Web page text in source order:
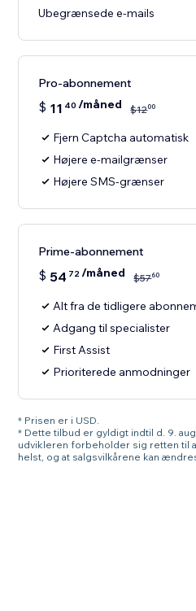
Ubegrænsede e-mails
Pro-abonnement
$ 11 40 /måned $1200
Fjern Captcha automatisk
Højere e-mailgrænser
Højere SMS-grænser
Prime-abonnement
$ 54 72/måned $5760
Alt fra de tidligere
Adgang til specialister
First Assist
Prioriterede anmodninger
* Prisen er i USD.
* Dette tilbud er gyldigt indtil d. 9.
udvikleren forbeholder sig retten til
helst, og at salgsvilkårene kan